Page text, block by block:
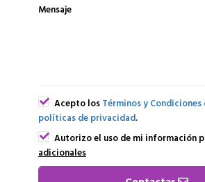
Mensaje
Acepto losTérminos y Condiciones
políticas de privacidad.
Autorizo el uso de mi información
adicionales